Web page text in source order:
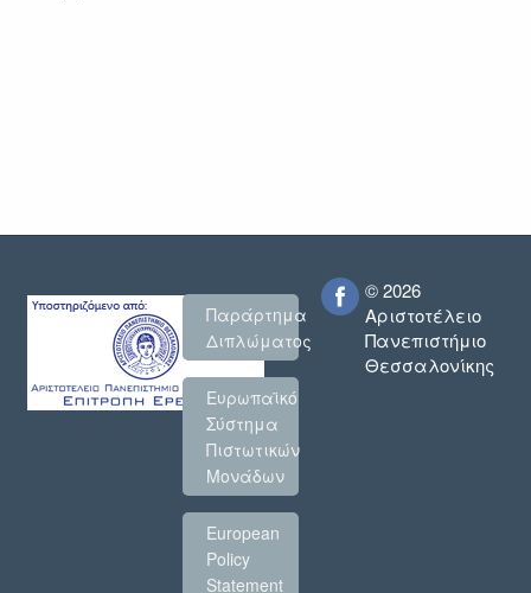
Παράρτημα
Διπλώματος
Ευρωπαϊκό
Σύστημα
Πιστωτικών
Μονάδων
European
Policy
Statement
© 2026
Αριστοτέλειο
Πανεπιστήμιο
Θεσσαλονίκης